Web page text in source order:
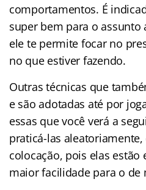
comportamentos. É
super bem para o assunto
ele te permite focar no
no que estiver fazendo.
Outras técnicas que
e são adotadas até por
essas que você verá a
praticá-las
colocação, pois elas estão
maior facilidade para o de